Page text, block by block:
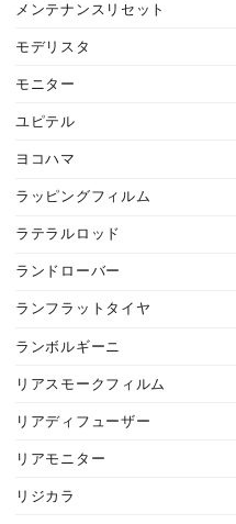
メンテナンスリセット
モデリスタ
モニター
ユピテル
ヨコハマ
ラッピングフィルム
ラテラルロッド
ランドローバー
ランフラットタイヤ
ランボルギーニ
リアスモークフィルム
リアディフューザー
リアモニター
リジカラ